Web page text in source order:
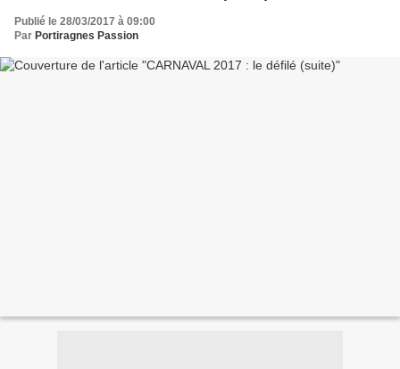
Publié le 28/03/2017 à 09:00
Par Portiragnes Passion